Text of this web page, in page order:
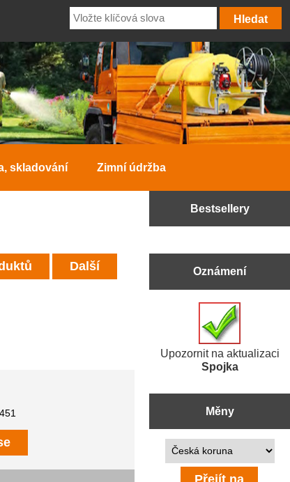
skladování Zimní údržba
Další
Bestsellery
Oznámení
Upozornit na aktualizaci
Spojka
Měny
Prosím vyberte ...